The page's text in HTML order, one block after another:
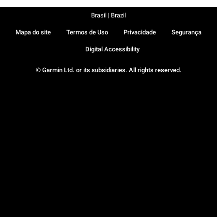
© Garmin Ltd. or its subsidiaries. All rights reserved.
Mapa do site Termos de Uso Privacidade Segurança
Digital Accessibility
Brasil | Brazil